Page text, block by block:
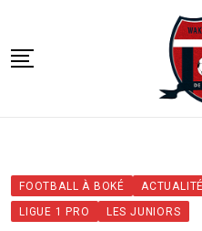
content
COMPETITIONS
FOOTBALL À BOKÉ ACTUALITÉ
LIGUE 1 PRO
LES JUNIORS